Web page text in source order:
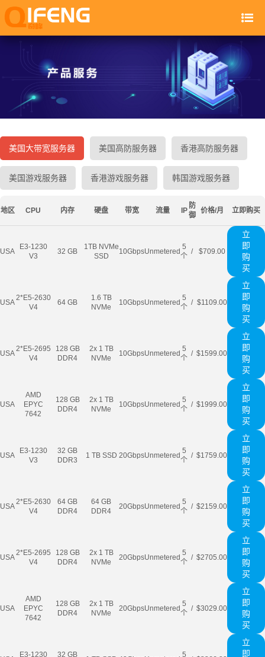
美国大带宽服务器 美国高防服务器 香港高防服务器
美国游戏服务器 香港游戏服务器 韩国游戏服务器
地区 CPU 内存 硬盘 带宽 流量 IP
防
御
价格/月 立即购买
USA
E3-1230
V3
32 GB
1TB NVMe
SSD
10GbpsUnmetered
5
个
/ $709.00
立
即
购
买
USA
2*E5-2630
V4
64 GB
1.6 TB
NVMe
10GbpsUnmetered
5
个
/ $1109.00
立
即
购
买
USA
2*E5-2695
V4
128 GB
DDR4
2x 1 TB
NVMe
10GbpsUnmetered
5
个
/ $1599.00
立
即
购
买
USA
AMD
EPYC
7642
128 GB
DDR4
2x 1 TB
NVMe
10GbpsUnmetered
5
个
/ $1999.00
立
即
购
买
USA
E3-1230
V3
32 GB
DDR3
1 TB SSD 20GbpsUnmetered
5
个
/ $1759.00
立
即
购
买
USA
2*E5-2630
V4
64 GB
DDR4
64 GB
DDR4
20GbpsUnmetered
5
个
/ $2159.00
立
即
购
买
USA
2*E5-2695
V4
128 GB
DDR4
2x 1 TB
NVMe
20GbpsUnmetered
5
个
/ $2705.00
立
即
购
买
USA
AMD
EPYC
7642
128 GB
DDR4
2x 1 TB
NVMe
20GbpsUnmetered
5
个
/ $3029.00
立
即
购
买
E3-1230
32 GB
5
立
即